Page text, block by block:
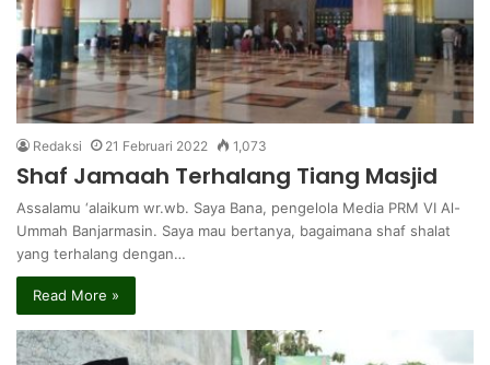
Redaksi 21 Februari 2022 1,073
Shaf Jamaah Terhalang Tiang Masjid
Assalamu ‘alaikum wr.wb. Saya Bana, pengelola Media PRM VI Al-
Ummah Banjarmasin. Saya mau bertanya, bagaimana shaf shalat
yang terhalang dengan…
Read More »